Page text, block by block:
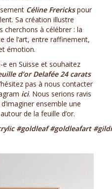
Céline Frerickspour
Sa création illustre
cherchons à célébrer : la
de l’art, entre raffinement,
émotion.
en Suisse et souhaitez
d’or Delafée 24 carats
pas à nous contacter
ici. Nous serions ravis
ensemble une
de la feuille d’or.
#goldleaf #goldleafart